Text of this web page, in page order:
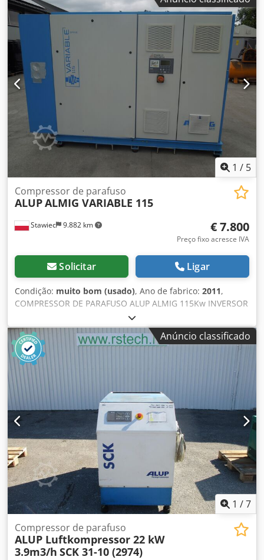
Pressão de trabalho: 17 bar! Diâmetro do reservatório: 775
mm! 2x compressor individual de 4 cilindros, 2 estágios,
tipo HL1785 Z4! 2x 15 HP! Dcodpfxjvhl H Hj Alnjk
INFORMAÇÕES SOBRE ACESSÓRIOS SEM GARANTIA, sujeito
a alterações, venda prévia e erros!
1 / 5
Stawiec 9.882 km
Compressor de parafuso
ALUPALMIG VARIABLE 115
€ 7.800
Preço fixo acresce IVA
Solicitar Ligar
Condição: muito bom (usado), Ano de fabrico: 2011,
COMPRESSOR DE PARAFUSO ALUP ALMIG 115Kw INVERSOR
11r Compressor de parafuso ALMIG VARIABLE 115 com
inversor e trocador de calor após serviço Dados técnicos:
Dcjdpfxethdabo Alnek capacidade: 3,67-19,48 m3/min;
Motor de 115 kW; pressão máx. 13barras; ano;2011
quilometragem;18624h; compressor totalmente funcional,
garantia,
Anúncio classificado
1 /7
Compressor de parafuso
ALUP Luftkompressor 22 kW
3.9m3/h SCK 31-10 (2974)